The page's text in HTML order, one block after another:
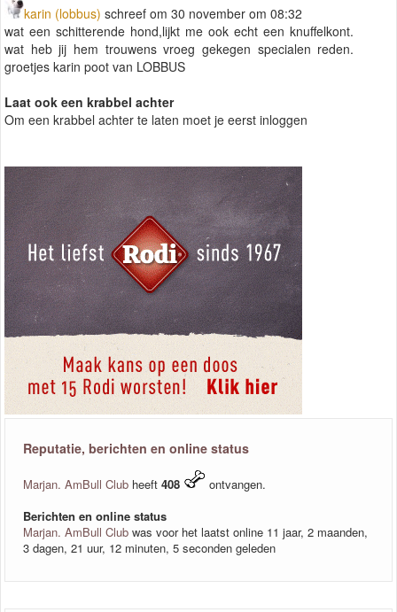
karin (lobbus) schreef om 30 november om 08:32
wat een schitterende hond,lijkt me ook echt een knuffelkont.
wat heb jij hem trouwens vroeg gekegen specialen reden.
groetjes karin poot van LOBBUS
Laat ook een krabbel achter
Om een krabbel achter te laten moet je eerst inloggen
Reputatie, berichten en online status
Marjan. AmBull Club heeft 408
ontvangen.
Berichten en online status
Marjan. AmBull Club was voor het laatst online 11 jaar, 2 maanden,
3 dagen, 21 uur, 12 minuten, 5 seconden geleden